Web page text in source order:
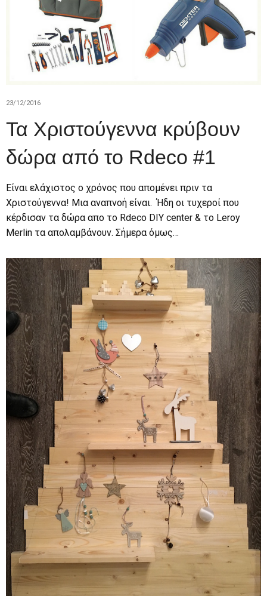
23/12/2016
Τα Χριστούγεννα κρύβουν
δώρα από το Rdeco #1
Είναι ελάχιστος ο χρόνος που απομένει πριν τα
Χριστούγεννα! Μια αναπνοή είναι. Ήδη οι τυχεροί που
κέρδισαν τα δώρα απο το Rdeco DIY center & το Leroy
Merlin τα απολαμβάνουν. Σήμερα όμως…